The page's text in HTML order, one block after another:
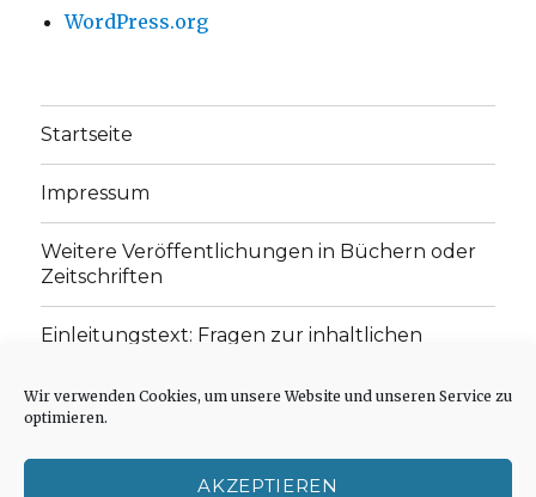
Wir verwenden Cookies, um unsere Website und unseren Service zu
optimieren.
AKZEPTIEREN
WordPress.org
Startseite
Impressum
Weitere Veröffentlichungen in Büchern oder
Zeitschriften
Einleitungstext: Fragen zur inhaltlichen
„schwachen Glaubens“